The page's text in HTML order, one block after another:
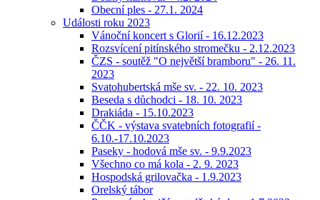
Obecní ples - 27.1. 2024
Události roku 2023
Vánoční koncert s Glorií - 16.12.2023
Rozsvícení pitínského stromečku - 2.12.2023
ČZS - soutěž "O největší bramboru" - 26. 11.
2023
Svatohubertská mše sv. - 22. 10. 2023
Beseda s důchodci - 18. 10. 2023
Drakiáda - 15.10.2023
ČČK - výstava svatebních fotografií -
6.10.-17.10.2023
Paseky - hodová mše sv. - 9.9.2023
Všechno co má kola - 2. 9. 2023
Hospodská grilovačka - 1.9.2023
Orelský tábor